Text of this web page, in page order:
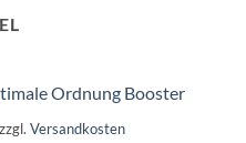
Ordnung Booster
zzgl. Versandkosten